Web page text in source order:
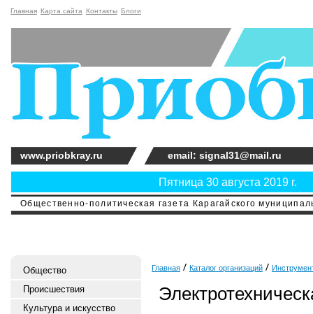
Главная Карта сайта Контакты Блоги
Общественно-политическая газета Карагайского
Пятница 30 августа 2019 г.
www.priobkray.ru email: signal31@mail.ru
Общество
Происшествия
Культура и искусство
Главная Каталог организаций